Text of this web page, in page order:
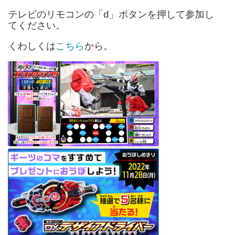
テレビのリモコンの「d」ボタンを押して参加し
てください。
くわしくはこちらから。